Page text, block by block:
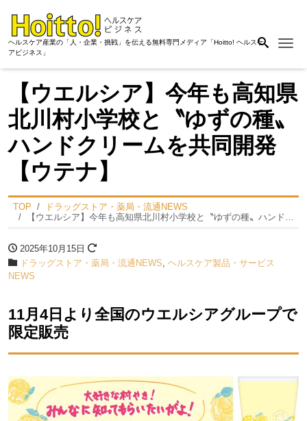
ヘルスケア産業の「人・企業・挑戦」を伝える無料専門メディア「Hoitto! ヘルスケ
アビジネス」
【ウエルシア】今年も高知県
北川村小学校と〝ゆずの種〟
ハンドクリームを共同開発
【ウテナ】
TOP
ドラッグストア・薬局・流通NEWS
【ウエルシア】今年も高知県北川村小学校と〝ゆずの種〟ハンドクリームを共同開発【ウテナ】
2025年10月15日
ドラッグストア・薬局・流通NEWS ヘルスケア製品・サービス
NEWS
11月4日より全国のウエルシアグループで
限定販売